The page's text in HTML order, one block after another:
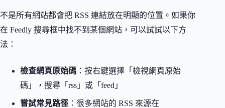
不是所有網站都會把 RSS 連結放在明顯的位置。如果你
在 Feedly 搜尋框中找不到某個網站，可以試試以下方
法：
檢查網頁原始碼 ：按右鍵選擇「檢視網頁原始
碼」，搜尋「rss」或「feed」
嘗試常見路徑 ：很多網站的 RSS 來源在